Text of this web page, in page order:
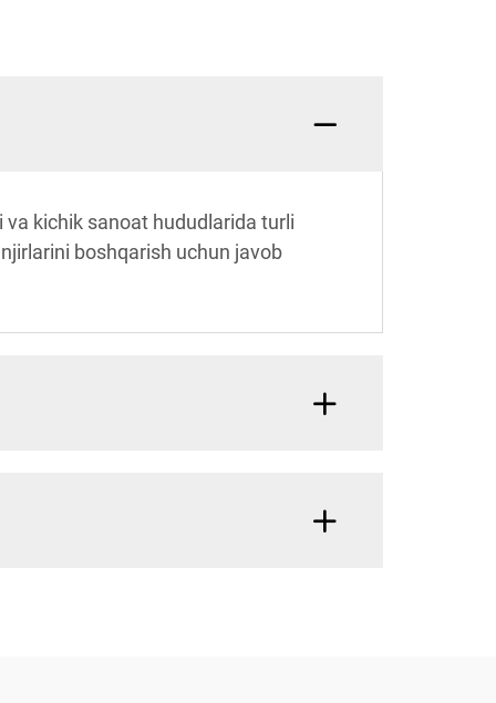
kichik sanoat hududlarida turli
boshqarish uchun javob